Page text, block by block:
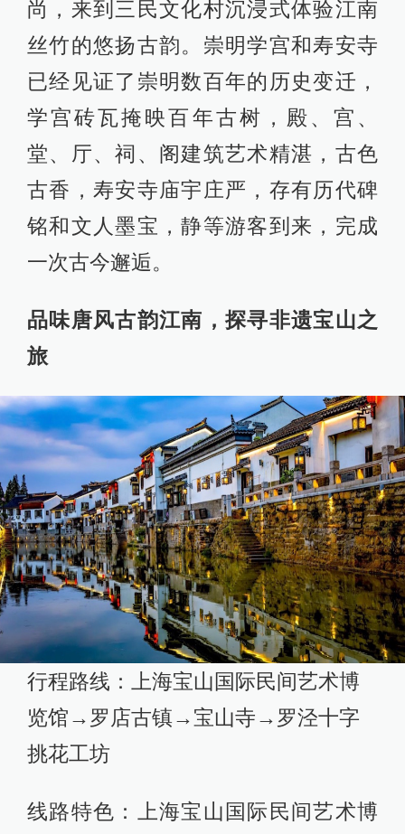
尚，来到三民文化村沉浸式体验江南
丝竹的悠扬古韵。崇明学宫和寿安寺
已经见证了崇明数百年的历史变迁，
学宫砖瓦掩映百年古树，殿、宫、
堂、厅、祠、阁建筑艺术精湛，古色
古香，寿安寺庙宇庄严，存有历代碑
铭和文人墨宝，静等游客到来，完成
一次古今邂逅。
品味唐风古韵江南，探寻非遗宝山之
旅
行程路线：上海宝山国际民间艺术博
览馆→罗店古镇→宝山寺→罗泾十字
挑花工坊
线路特色：上海宝山国际民间艺术博